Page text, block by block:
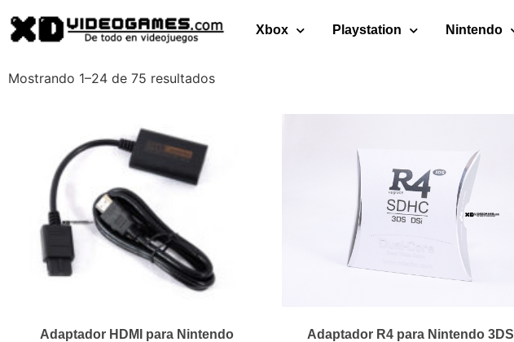
Xbox Playstation Nintendo
Mostrando 1–24 de 75 resultados
Adaptador HDMI para Nintendo
Adaptador R4 para Nintendo 3DS